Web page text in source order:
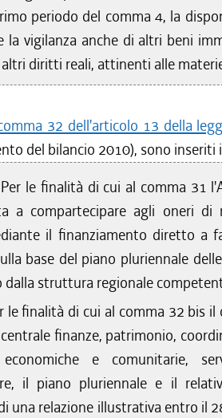
al 16/03/2016
al 12/01/2016
al 31/12/2015
al 21/10/2015
al 05/08/2015
al 22/07/2015
al 13/05/2015
al 30/03/2015
al 25/02/2015
periodo del comma 4, la
la vigilanza anche di altri beni
diritti reali, attinenti alle
32 dell'articolo 13 della
del bilancio 2010), sono inseriti
Per le finalità di cui al comma 31
a compartecipare agli oneri di
il finanziamento diretto a
base del piano pluriennale
dalla struttura regionale
le finalità di cui al comma 32 bis
finanze, patrimonio,
e comunitarie,
il piano pluriennale e il
una relazione illustrativa entro il